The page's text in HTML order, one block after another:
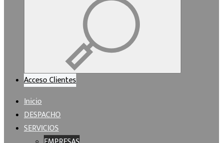
Acceso Clientes
Inicio
DESPACHO
SERVICIOS